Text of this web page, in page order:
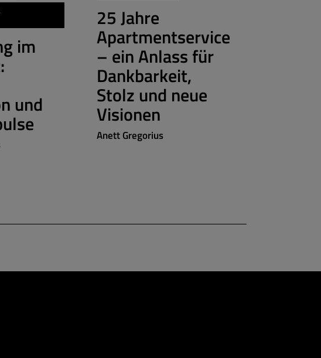
im
und
25 Jahre
Apartmentservice
– ein Anlass für
Dankbarkeit,
Stolz und neue
Visionen
Anett Gregorius